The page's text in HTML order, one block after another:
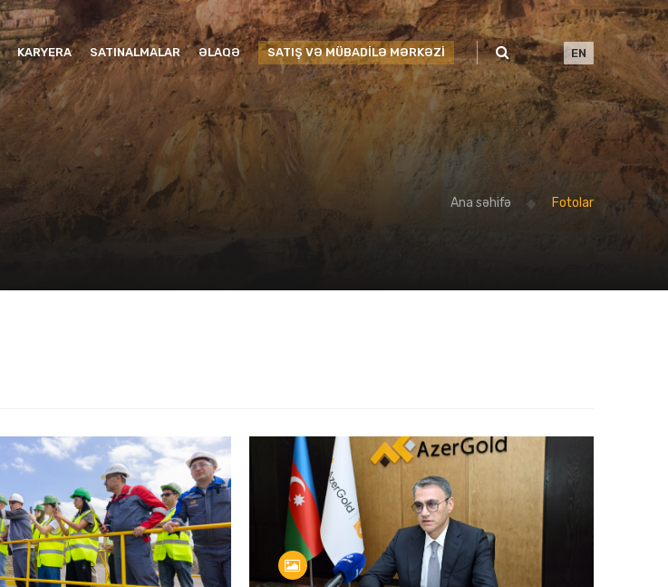
KARYERA SATINALMALAR ƏLAQƏ SATIŞ VƏ MÜBADİLƏ MƏRKƏZİ EN
Ana səhifə Fotolar